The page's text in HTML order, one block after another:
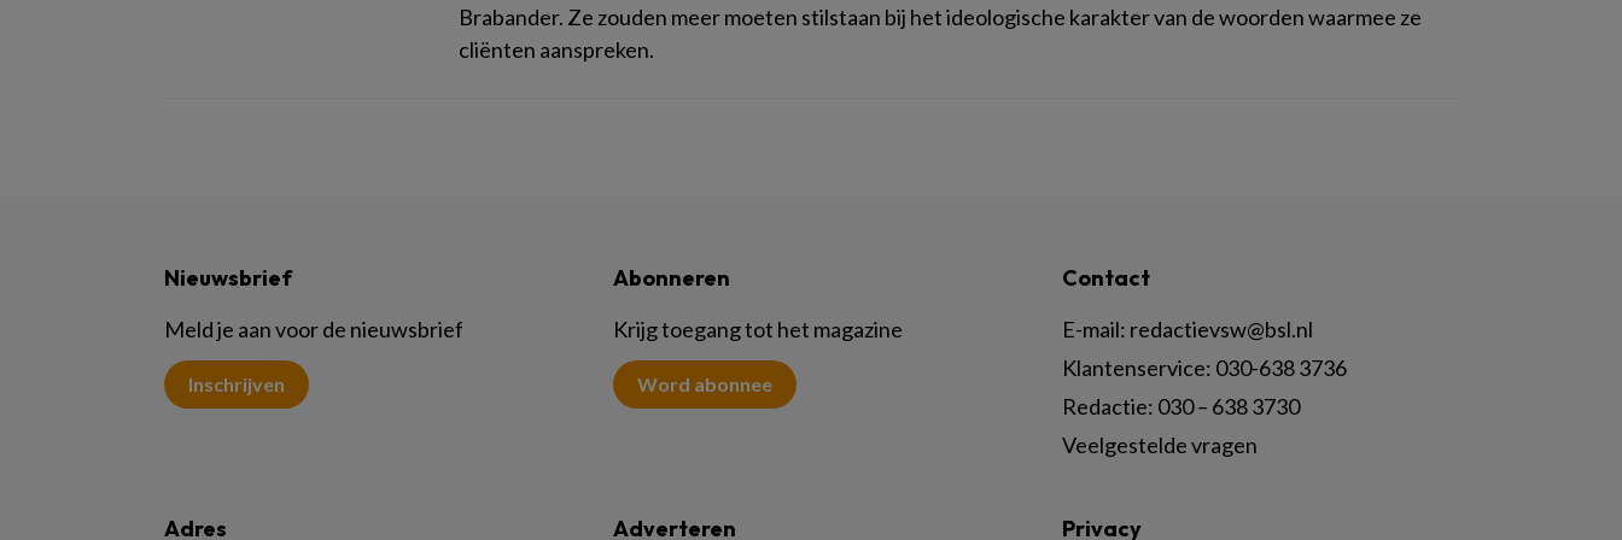
Brabander. Ze zouden meer moeten stilstaan bij het ideologische karakter van de woorden waarmee ze
cliënten aanspreken.
Nieuwsbrief
Meld je aan voor de nieuwsbrief
Inschrijven
Abonneren
Krijg toegang tot het magazine
Word abonnee
Contact
E-mail: redactievsw@bsl.nl
Klantenservice: 030-638 3736
Redactie: 030 – 638 3730
Veelgestelde vragen
Adres Adverteren Privacy